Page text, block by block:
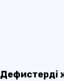
Дефистерді